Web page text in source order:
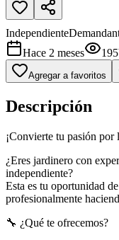
Independiente
Hace 2 meses
195
Agregar a favoritos
Descripción
¡Convierte tu pasión
¿Eres jardinero con
independiente?
Esta es tu oportunidad
profesionalmente
🔧 ¿Qué te ofrecemos?